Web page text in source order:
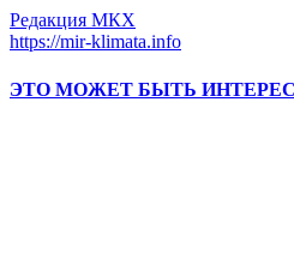
Редакция МКХ
https://mir-klimata.info
ЭТО МОЖЕТ БЫТЬ